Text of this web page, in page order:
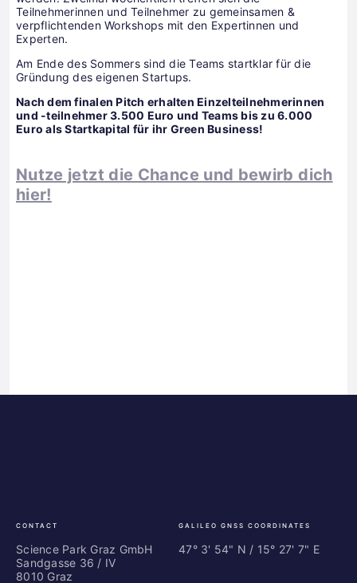
Teilnehmerinnen und Teilnehmer zu gemeinsamen &
verpflichtenden Workshops mit den Expertinnen und
Experten.
Am Ende des Sommers sind die Teams startklar für die
Gründung des eigenen Startups.
Nach dem finalen Pitch erhalten Einzelteilnehmerinnen
und -teilnehmer 3.500 Euro und Teams bis zu 6.000
Euro als Startkapital für ihr Green Business!
Nutze jetzt die Chance und bewirb dich
hier!
CONTACT
Science Park Graz GmbH
Sandgasse 36 / IV
8010 Graz
GALILEO GNSS COORDINATES
47° 3' 54" N / ­15° 27' 7" E